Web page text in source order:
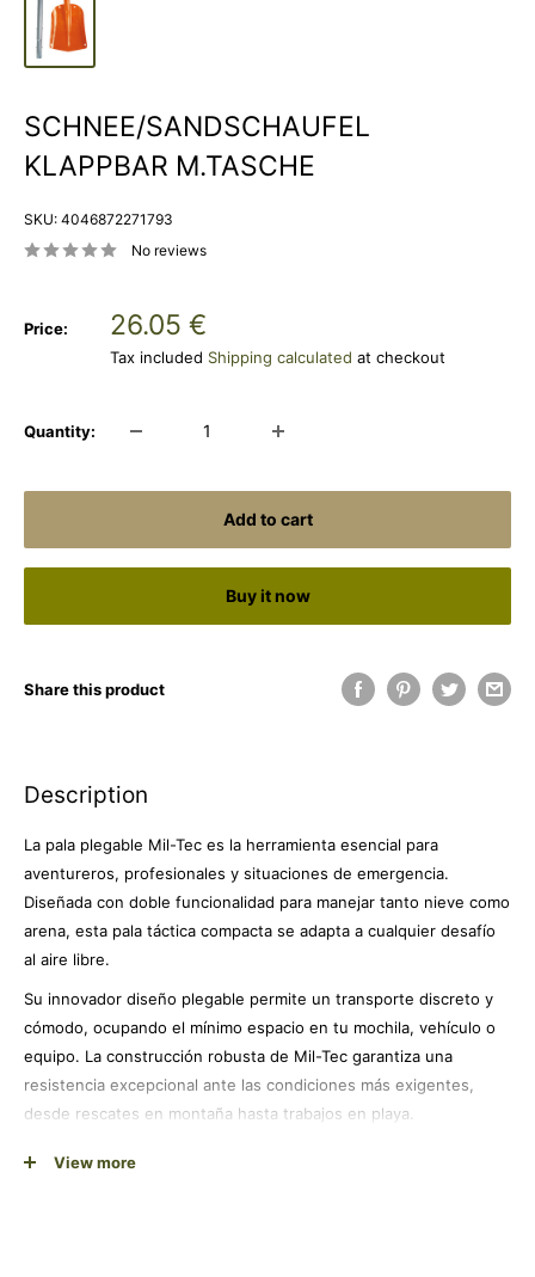
SCHNEE/SANDSCHAUFEL
KLAPPBAR M.TASCHE
SKU: 4046872271793
No reviews
Price:
Sale
price
26.05 €
Tax included Shipping calculated at checkout
Quantity:
Add to cart
Buy it now
Share this product
Description
La pala plegable Mil-Tec es la herramienta esencial para
aventureros, profesionales y situaciones de emergencia.
Diseñada con doble funcionalidad para manejar tanto nieve como
arena, esta pala táctica compacta se adapta a cualquier desafío
al aire libre.
Su innovador diseño plegable permite un transporte discreto y
cómodo, ocupando el mínimo espacio en tu mochila, vehículo o
equipo. La construcción robusta de Mil-Tec garantiza una
resistencia excepcional ante las condiciones más exigentes,
desde rescates en montaña hasta trabajos en playa.
Con un peso optimizado de 762 gramos, logra el equilibrio
View more